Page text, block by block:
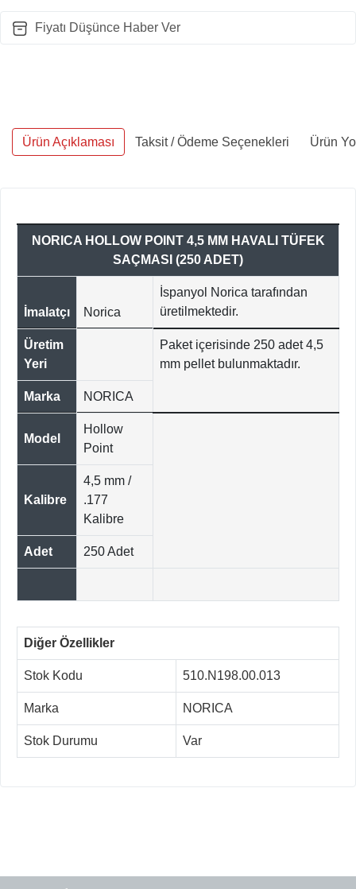
Fiyatı Düşünce Haber Ver
Ürün Açıklaması Taksit / Ödeme Seçenekleri Ürün
NORICA HOLLOW POINT 4,5 MM HAVALI TÜFEK
SAÇMASI (250 ADET)
İmalatçı Norica
İspanyol Norica tarafından
üretilmektedir.
Üretim
Yeri
Paket içerisinde 250 adet 4,5
mm pellet bulunmaktadır.
Marka NORICA
Model
Hollow
Point
Kalibre
4,5 mm /
.177
Kalibre
Adet 250 Adet
Diğer Özellikler
Stok Kodu 510.N198.00.013
Marka NORICA
Stok Durumu Var